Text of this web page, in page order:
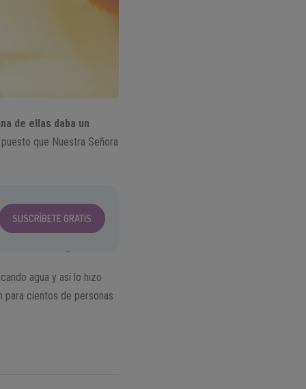
de ellas daba un
que Nuestra Señora
SUSCRÍBETE GRATIS
agua y así lo hizo
para cientos de personas